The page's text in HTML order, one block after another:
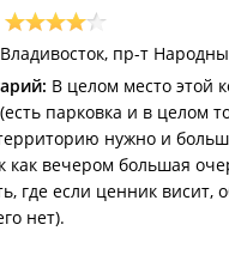
для
при покупке алкоголя,
с явным упреком в
ушел и купил у их
жалобу через форму
которую до сих пор не
направлю жалобу
пускай
Владивосток, пр-т
В целом место этой
парковка и в целом
нужно и
как вечером большая
где если ценник висит,
нет).